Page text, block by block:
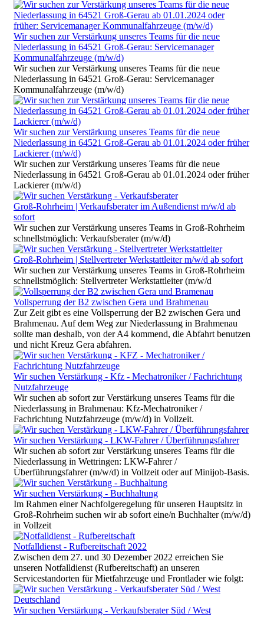
Wir suchen zur Verstärkung unseres Teams für die neue
Niederlassung in 64521 Groß-Gerau: Servicemanager
Kommunalfahrzeuge (m/w/d)
Wir suchen zur Verstärkung unseres Teams für die neue
Niederlassung in 64521 Groß-Gerau: Servicemanager
Kommunalfahrzeuge (m/w/d)
Wir suchen zur Verstärkung unseres Teams für die neue
Niederlassung in 64521 Groß-Gerau ab 01.01.2024 oder früher
Lackierer (m/w/d)
Wir suchen zur Verstärkung unseres Teams für die neue
Niederlassung in 64521 Groß-Gerau ab 01.01.2024 oder früher
Lackierer (m/w/d)
Groß-Rohrheim | Verkaufsberater im Außendienst m/w/d ab
sofort
Wir suchen zur Verstärkung unseres Teams in Groß-Rohrheim
schnellstmöglich: Verkaufsberater (m/w/d)
Groß-Rohrheim | Stellvertreter Werkstattleiter m/w/d ab sofort
Wir suchen zur Verstärkung unseres Teams in Groß-Rohrheim
schnellstmöglich: Stellvertreter Werkstattleiter (m/w/d
Vollsperrung der B2 zwischen Gera und Brahmenau
Zur Zeit gibt es eine Vollsperrung der B2 zwischen Gera und
Brahmenau. Auf dem Weg zur Niederlassung in Brahmenau
sollte man deshalb, von der A4 kommend, die Abfahrt benutzen
und nicht Kreuz Gera abfahren.
Wir suchen Verstärkung - Kfz - Mechatroniker / Fachrichtung
Nutzfahrzeuge
Wir suchen ab sofort zur Verstärkung unseres Teams für die
Niederlassung in Brahmenau: Kfz-Mechatroniker /
Fachrichtung Nutzfahrzeuge (m/w/d) in Vollzeit.
Wir suchen Verstärkung - LKW-Fahrer / Überführungsfahrer
Wir suchen ab sofort zur Verstärkung unseres Teams für die
Niederlassung in Wettringen: LKW-Fahrer /
Überführungsfahrer (m/w/d) in Vollzeit oder auf Minijob-Basis.
Wir suchen Verstärkung - Buchhaltung
Im Rahmen einer Nachfolgeregelung für unseren Hauptsitz in
Groß-Rohrheim suchen wir ab sofort eine/n Buchhalter (m/w/d)
in Vollzeit
Notfalldienst - Rufbereitschaft 2022
Zwischen dem 27. und 30 Dezember 2022 erreichen Sie
unseren Notfalldienst (Rufbereitschaft) an unseren
Servicestandorten für Mietfahrzeuge und Frontlader wie folgt:
Wir suchen Verstärkung - Verkaufsberater Süd / West